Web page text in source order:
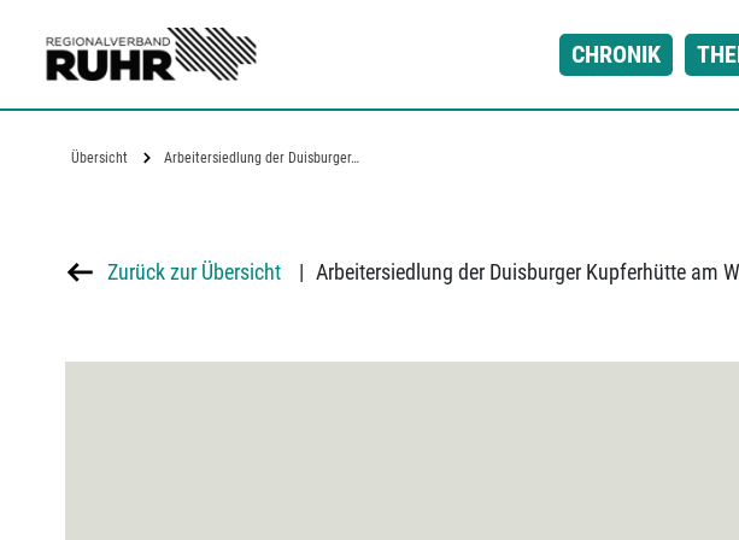
CHRONIK
Übersicht Arbeitersiedlung der Duisburger…
Zurück zur Übersicht | Arbeitersiedlung der Duisburger Kupferhütte am